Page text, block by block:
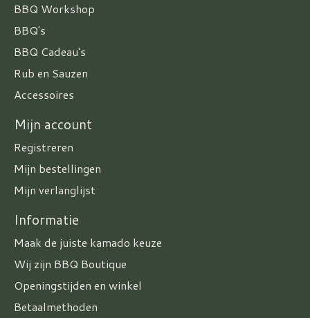
BBQ Workshop
BBQ's
BBQ Cadeau's
Rub en Sauzen
Accessoires
Mijn account
Registreren
Mijn bestellingen
Mijn verlanglijst
Informatie
Maak de juiste kamado keuze
Wij zijn BBQ Boutique
Openingstijden en winkel
Betaalmethoden